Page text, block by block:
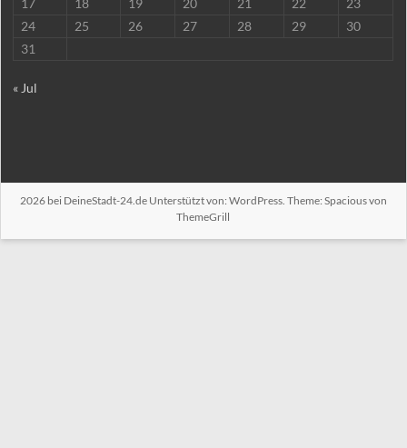
17
18 19 20 21 22
23
24
25 26 27 28 29
30
31
« Jul
2026 bei DeineStadt-24.deUnterstützt von: WordPress. Theme: Spacious von
ThemeGrill